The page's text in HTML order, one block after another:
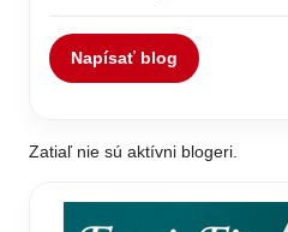
Napísať blog
Zatiaľ nie sú aktívni blogeri.